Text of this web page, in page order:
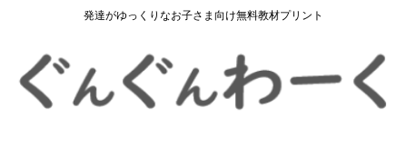
発達がゆっくりなお子さま向け無料教材プリント